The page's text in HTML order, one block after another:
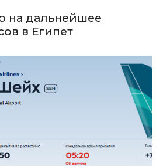
на дальнейшее
в Египет